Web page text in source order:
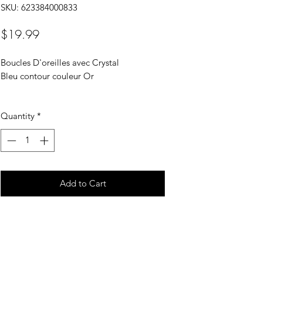
SKU: 623384000833
$19.99Price
Boucles D'oreilles avec Crystal
Bleu contour couleur Or
Quantity *
Add to Cart